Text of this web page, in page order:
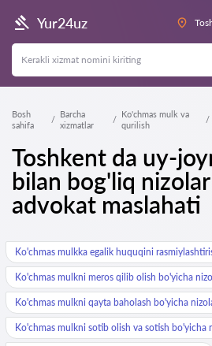
Yur24uz
Bosh
sahifa
Barcha
xizmatlar
Ko'chmas mulk va
qurilish
Toshkent da uy-
bilan bog'liq
advokat maslahati
Ko'chmas mulkka egalik huquqini
Ko'chmas mulkni meros qilib olish bo'yicha
Ko'chmas mulkni qayta baholash bo'yicha
Ko'chmas mulkni sotib olish va sotish bo'yicha